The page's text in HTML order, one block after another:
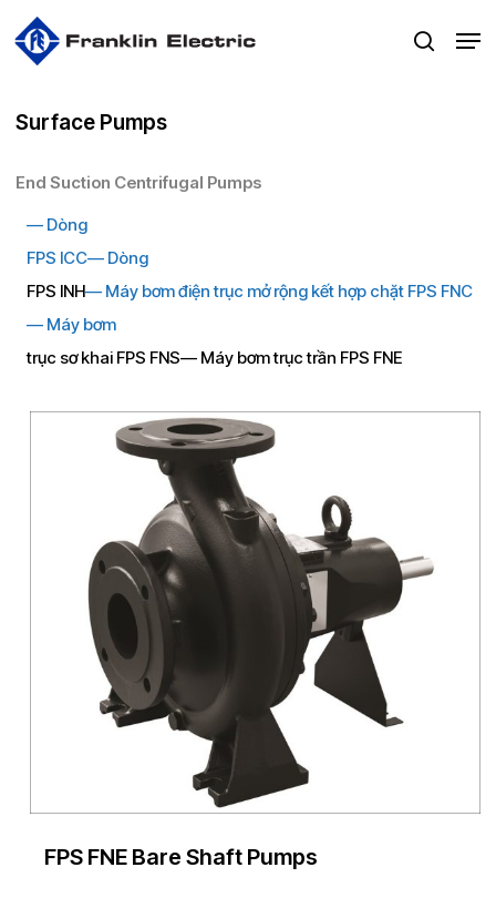
Skip
to
content
search
Surface Pumps
End Suction Centrifugal Pumps
— Dòng
FPS ICC— Dòng
FPS INH— Máy bơm điện trục mở rộng kết hợp chặt FPS FNC
— Máy bơm
trục sơ khai FPS FNS— Máy bơm trục trần FPS FNE
FPS FNE Bare Shaft Pumps